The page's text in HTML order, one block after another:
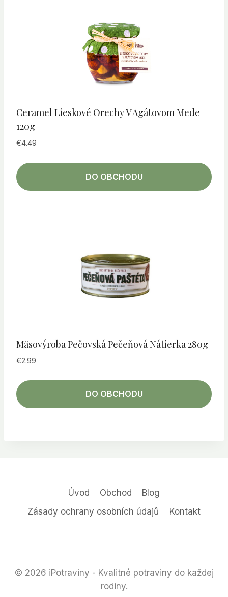
Ceramel Lieskové Orechy V Agátovom Mede
120g
€4.49
DO OBCHODU
Mäsovýroba Pečovská Pečeňová Nátierka 280g
€2.99
DO OBCHODU
Úvod Obchod
Blog
Zásady ochrany osobních údajů
Kontakt
© 2026 iPotraviny - Kvalitné potraviny do každej
rodiny.